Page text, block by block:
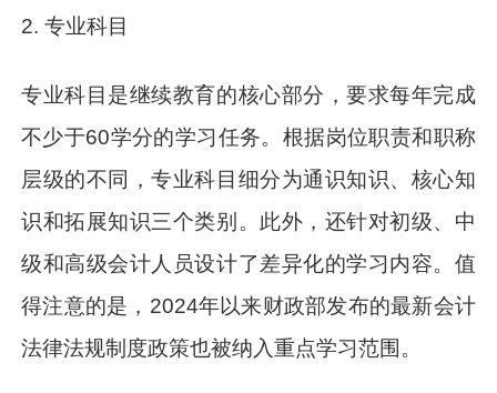
2. 专业科目
专业科目是继续教育的核心部分，要求每年完成
不少于60学分的学习任务。根据岗位职责和职称
层级的不同，专业科目细分为通识知识、核心知
识和拓展知识三个类别。此外，还针对初级、中
级和高级会计人员设计了差异化的学习内容。值
得注意的是，2024年以来财政部发布的最新会计
法律法规制度政策也被纳入重点学习范围。